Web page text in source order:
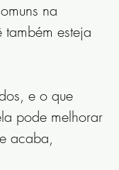
na
esteja
e o que
pode melhorar
acaba,